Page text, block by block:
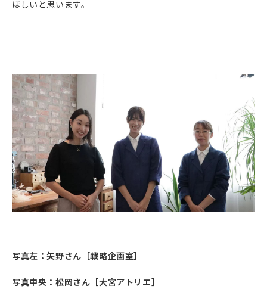
ほしいと思います。
写真左：矢野さん［戦略企画室］
写真中央：松岡さん［大宮アトリエ］